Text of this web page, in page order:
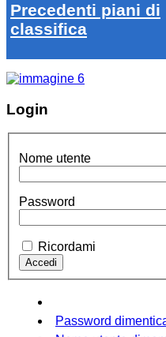
Precedenti piani di
classifica
Login
Nome utente
Password
Ricordami
Password